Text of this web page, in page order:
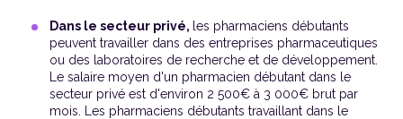
Dans le secteur privé, les pharmaciens débutants
peuvent travailler dans des entreprises pharmaceutiques
ou des laboratoires de recherche et de développement.
Le salaire moyen d'un pharmacien débutant dans le
secteur privé est d'environ 2 500€ à 3 000€ brut par
mois. Les pharmaciens débutants travaillant dans le